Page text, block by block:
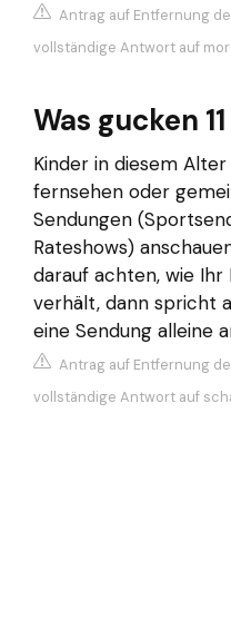
Antrag auf Entfernung
vollständige Antwort auf
Was gucken
Kinder in diesem
fernsehen oder
Sendungen
Rateshows)
darauf achten, wie
verhält, dann spricht
eine Sendung alleine
Antrag auf Entfernung
vollständige Antwort auf